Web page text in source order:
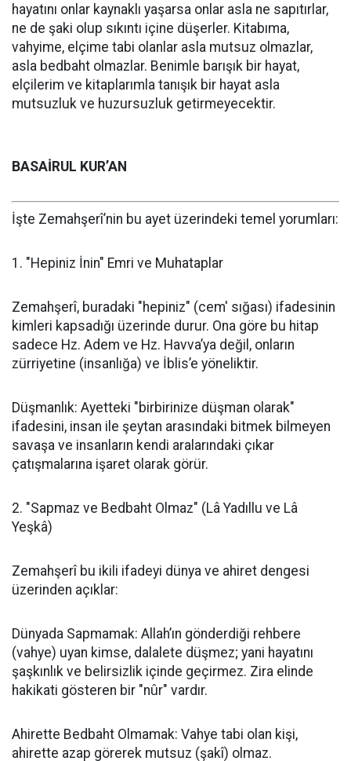
hayatını onlar kaynaklı yaşarsa onlar asla ne sapıtırlar,
ne de şaki olup sıkıntı içine düşerler. Kitabıma,
vahyime, elçime tabi olanlar asla mutsuz olmazlar,
asla bedbaht olmazlar. Benimle barışık bir hayat,
elçilerim ve kitaplarımla tanışık bir hayat asla
mutsuzluk ve huzursuzluk getirmeyecektir.
BASAİRUL KUR’AN
İşte Zemahşerî’nin bu ayet üzerindeki temel yorumları:
​1. "Hepiniz İnin" Emri ve Muhataplar
​Zemahşerî, buradaki "hepiniz" (cem' sığası) ifadesinin
kimleri kapsadığı üzerinde durur. Ona göre bu hitap
sadece Hz. Adem ve Hz. Havva’ya değil, onların
zürriyetine (insanlığa) ve İblis’e yöneliktir.
​Düşmanlık: Ayetteki "birbirinize düşman olarak"
ifadesini, insan ile şeytan arasındaki bitmek bilmeyen
savaşa ve insanların kendi aralarındaki çıkar
çatışmalarına işaret olarak görür.
​2. "Sapmaz ve Bedbaht Olmaz" (Lâ Yadıllu ve Lâ
Yeşkâ)
​Zemahşerî bu ikili ifadeyi dünya ve ahiret dengesi
üzerinden açıklar:
​Dünyada Sapmamak: Allah’ın gönderdiği rehbere
(vahye) uyan kimse, dalalete düşmez; yani hayatını
şaşkınlık ve belirsizlik içinde geçirmez. Zira elinde
hakikati gösteren bir "nûr" vardır.
​Ahirette Bedbaht Olmamak: Vahye tabi olan kişi,
ahirette azap görerek mutsuz (şakî) olmaz.